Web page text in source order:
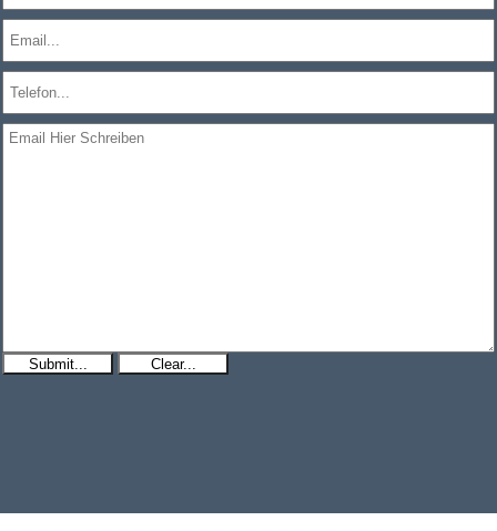
Submit... Clear...